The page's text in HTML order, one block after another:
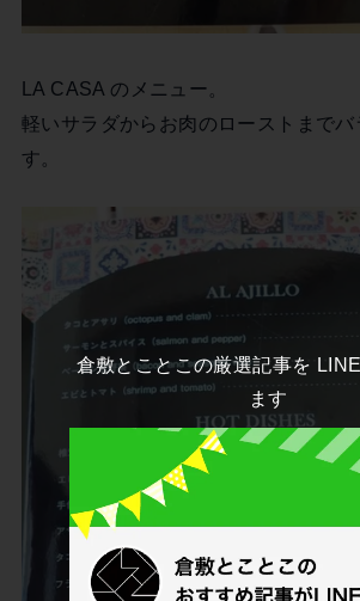
LA CASA のメニュー。
軽いサラダからお肉のローストまで
す。
倉敷とことこの厳選記事を
ます